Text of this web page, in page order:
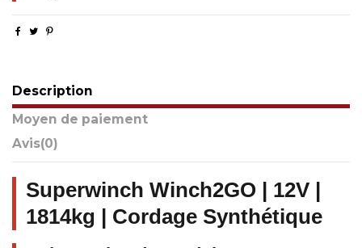
Description
Moyen de paiement
Avis(0)
Superwinch Winch2GO | 12V |
1814kg | Cordage Synthétique